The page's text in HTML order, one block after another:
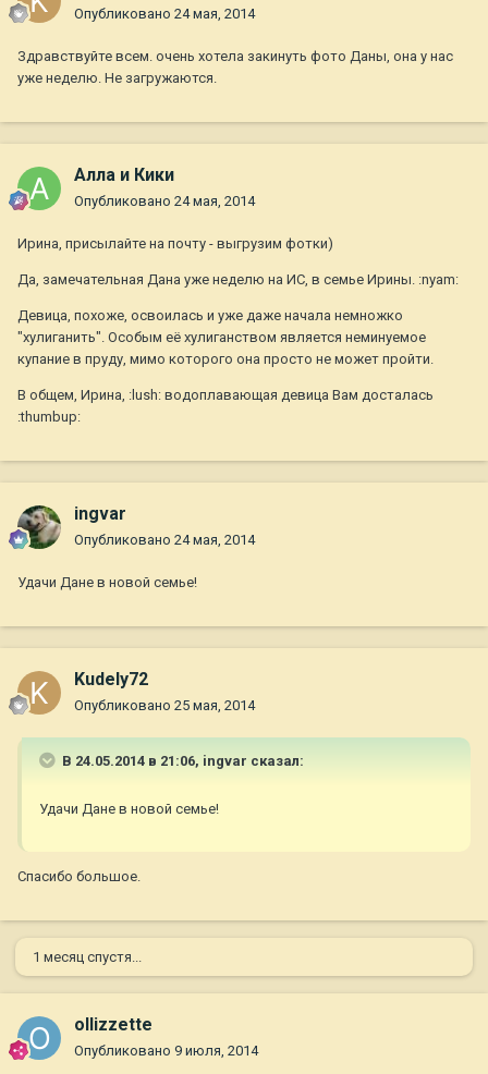
Опубликовано 24 мая, 2014
Здравствуйте всем. очень хотела закинуть фото Даны, она у нас
уже неделю. Не загружаются.
Алла и Кики
Опубликовано 24 мая, 2014
Ирина, присылайте на почту - выгрузим фотки)
Да, замечательная Дана уже неделю на ИС, в семье Ирины. :nyam:
Девица, похоже, освоилась и уже даже начала немножко
"хулиганить". Особым её хулиганством является неминуемое
купание в пруду, мимо которого она просто не может пройти.
В общем, Ирина, :lush: водоплавающая девица Вам досталась
:thumbup:
ingvar
Опубликовано 24 мая, 2014
Удачи Дане в новой семье!
Kudely72
Опубликовано 25 мая, 2014
В 24.05.2014 в 21:06, ingvar сказал:
Удачи Дане в новой семье!
Спасибо большое.
1 месяц спустя...
ollizzette
Опубликовано 9 июля, 2014